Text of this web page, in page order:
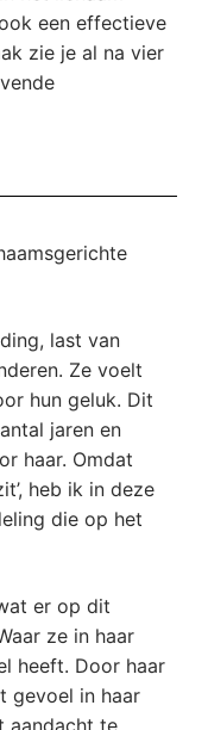
een effectieve
zie je al na vier
last van
Ze voelt
hun geluk. Dit
jaren en
haar. Omdat
heb ik in deze
die op het
er op dit
ze in haar
heeft. Door haar
gevoel in haar
aandacht te